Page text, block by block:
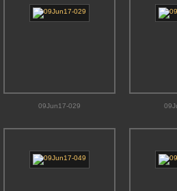
09Jun17-029